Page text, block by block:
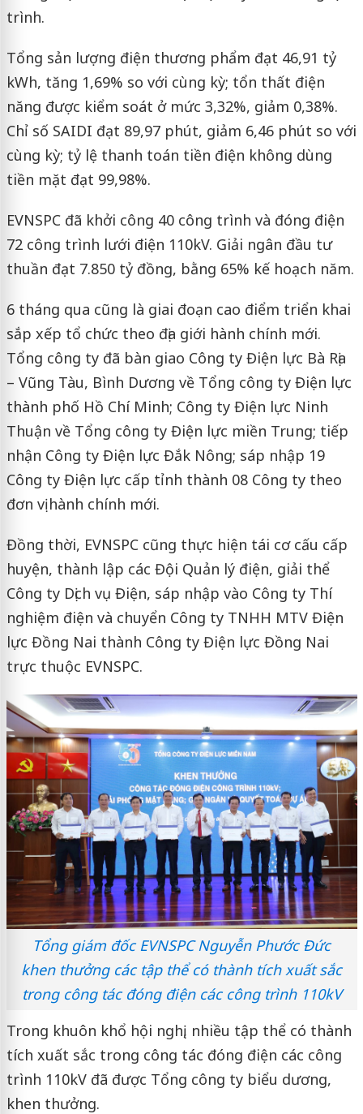
trình.
Tổng sản lượng điện thương phẩm đạt 46,91 tỷ
kWh, tăng 1,69% so với cùng kỳ; tổn thất điện
năng được kiểm soát ở mức 3,32%, giảm 0,38%.
Chỉ số SAIDI đạt 89,97 phút, giảm 6,46 phút so với
cùng kỳ; tỷ lệ thanh toán tiền điện không dùng
tiền mặt đạt 99,98%.
EVNSPC đã khởi công 40 công trình và đóng điện
72 công trình lưới điện 110kV. Giải ngân đầu tư
thuần đạt 7.850 tỷ đồng, bằng 65% kế hoạch năm.
6 tháng qua cũng là giai đoạn cao điểm triển khai
sắp xếp tổ chức theo địa giới hành chính mới.
Tổng công ty đã bàn giao Công ty Điện lực Bà Rịa
– Vũng Tàu, Bình Dương về Tổng công ty Điện lực
thành phố Hồ Chí Minh; Công ty Điện lực Ninh
Thuận về Tổng công ty Điện lực miền Trung; tiếp
nhận Công ty Điện lực Đắk Nông; sáp nhập 19
Công ty Điện lực cấp tỉnh thành 08 Công ty theo
đơn vị hành chính mới.
Đồng thời, EVNSPC cũng thực hiện tái cơ cấu cấp
huyện, thành lập các Đội Quản lý điện, giải thể
Công ty Dịch vụ Điện, sáp nhập vào Công ty Thí
nghiệm điện và chuyển Công ty TNHH MTV Điện
lực Đồng Nai thành Công ty Điện lực Đồng Nai
trực thuộc EVNSPC.
Tổng giám đốc EVNSPC Nguyễn Phước Đức
khen thưởng các tập thể có thành tích xuất sắc
trong công tác đóng điện các công trình 110kV
Trong khuôn khổ hội nghị, nhiều tập thể có thành
tích xuất sắc trong công tác đóng điện các công
trình 110kV đã được Tổng công ty biểu dương,
khen thưởng.